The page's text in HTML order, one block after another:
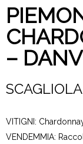
–
SCAGLIOLA
VITIGNI:
VENDEMMIA: